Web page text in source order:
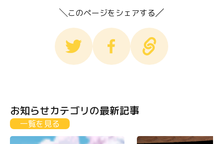
このページをシェアする
お知らせカテゴリの最新記事
一覧を見る